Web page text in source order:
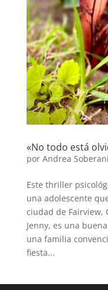
«No todo está
por Andrea
Este thriller
una adolescente
ciudad de Fairview,
Jenny, es una
una familia
fiesta...